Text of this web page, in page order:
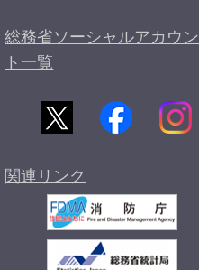
総務省ソーシャルアカウン
ト一覧
関連リンク